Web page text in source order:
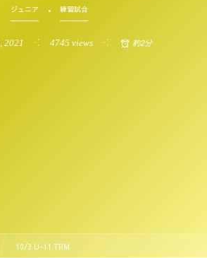
ジュニア 練習試合
,2021 4745 views 約2分
10/3 U-11 TRM